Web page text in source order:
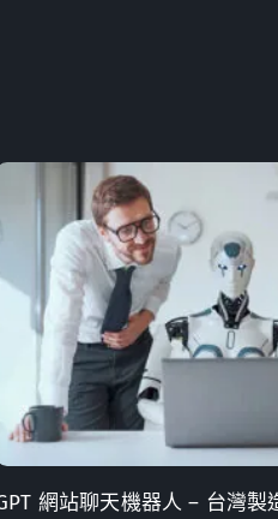
網站聊天機器人 – 台灣製